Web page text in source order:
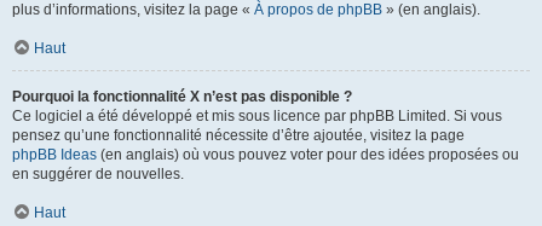
plus d’informations, visitez la page « À propos de phpBB » (en anglais).
Haut
Pourquoi la fonctionnalité X n’est pas disponible ?
Ce logiciel a été développé et mis sous licence par phpBB Limited. Si vous
pensez qu’une fonctionnalité nécessite d’être ajoutée, visitez la page
phpBB Ideas (en anglais) où vous pouvez voter pour des idées proposées ou
en suggérer de nouvelles.
Haut